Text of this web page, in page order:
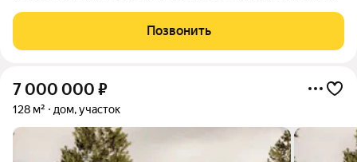
первом этаже расположены: две комнаты, кухня-прихожая,
совмещенный санузел,
Позвонить
7 000 000 ₽
128 м² дом, участок